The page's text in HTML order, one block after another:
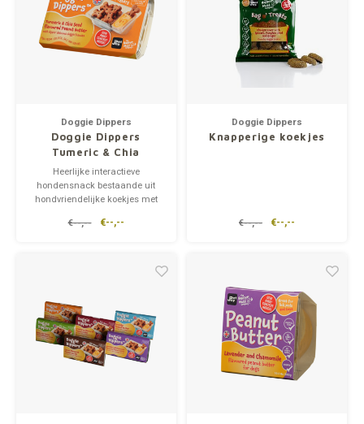
Doggie Dippers
Doggie Dippers
Tumeric & Chia
Heerlijke interactieve
hondensnack bestaande uit
hondvriendelijke koekjes met
uit een mix van gluten- en
€--,-- €--,--
Doggie Dippers
Knapperige koekjes
€--,-- €--,--